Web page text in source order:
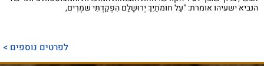
הנביא ישעיהו אומרת: "עַל חוֹמֹתַיִךְ יְרוּשָׁלַ‍ִם הִפְקַדְתִּי שֹׁמְרִים,
לפרטים נוספים >